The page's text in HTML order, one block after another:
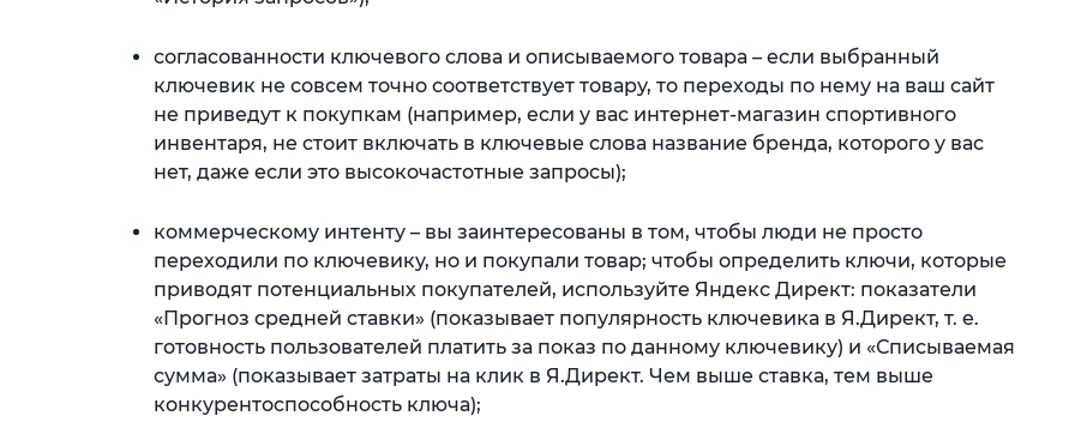
согласованности ключевого слова и описываемого товара – если выбранный
ключевик не совсем точно соответствует товару, то переходы по нему на ваш сайт
не приведут к покупкам (например, если у вас интернет-магазин спортивного
инвентаря, не стоит включать в ключевые слова название бренда, которого у вас
нет, даже если это высокочастотные запросы);
коммерческому интенту – вы заинтересованы в том, чтобы люди не просто
переходили по ключевику, но и покупали товар; чтобы определить ключи, которые
приводят потенциальных покупателей, используйте Яндекс Директ: показатели
«Прогноз средней ставки» (показывает популярность ключевика в Я.Директ, т. е.
готовность пользователей платить за показ по данному ключевику) и «Списываемая
сумма» (показывает затраты на клик в Я.Директ. Чем выше ставка, тем выше
конкурентоспособность ключа);